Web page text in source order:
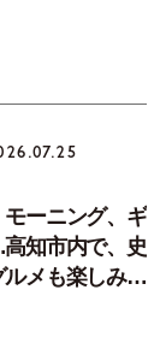
ーニング、ギ
知市内で、史
メも楽しみ尽